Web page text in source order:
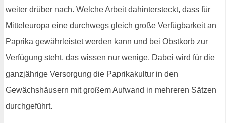
weiter drüber nach. Welche Arbeit dahintersteckt, dass für
Mitteleuropa eine durchwegs gleich große Verfügbarkeit an
Paprika gewährleistet werden kann und bei Obstkorb zur
Verfügung steht, das wissen nur wenige. Dabei wird für die
ganzjährige Versorgung die Paprikakultur in den
Gewächshäusern mit großem Aufwand in mehreren Sätzen
durchgeführt.